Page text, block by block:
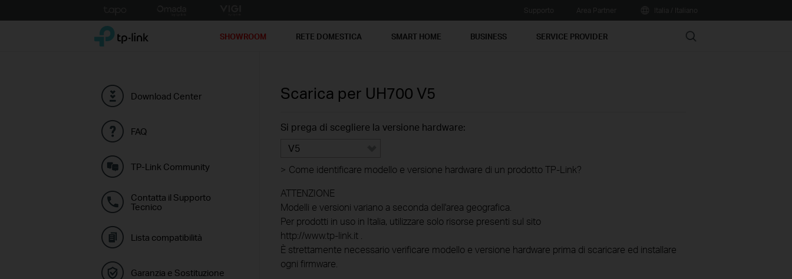
to
TP-Link, Reliably Smart SHOWROOM RETE DOMESTICA SMART HOME BUSINESS SERVICE PROVIDER Search
Download Center
FAQ
TP-Link Community
Contatta il Supporto
Tecnico
Lista compatibilità
Garanzia e Sostituzione
Scarica per UH700 V5
Si prega di scegliere la versione hardware:
V5
> Come identificare modello e versione hardware di un prodotto TP-Link?
ATTENZIONE
Modelli e versioni variano a seconda dell'area geografica.
Per prodotti in uso in Italia, utilizzare solo risorse presenti sul sito
http://www.tp-link.it .
È strettamente necessario verificare modello e versione hardware prima di scaricare ed installare
ogni firmware.